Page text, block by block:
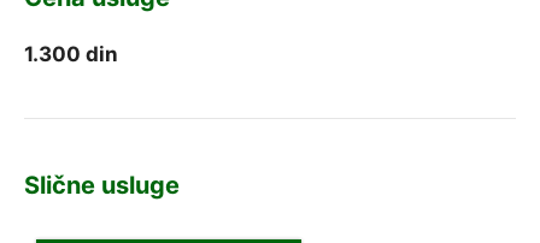
1.300 din
Slične usluge